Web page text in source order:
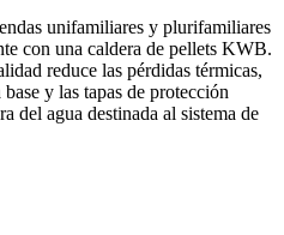
unifamiliares y plurifamiliares
con una caldera de pellets KWB.
reduce las pérdidas térmicas,
y las tapas de protección
del agua destinada al sistema de